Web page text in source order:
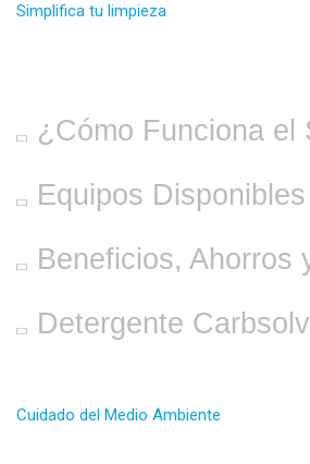
Simplifica tu limpieza
¿Cómo Funciona el
Equipos Disponibles
Beneficios, Ahorros
Detergente
Cuidado del Medio Ambiente